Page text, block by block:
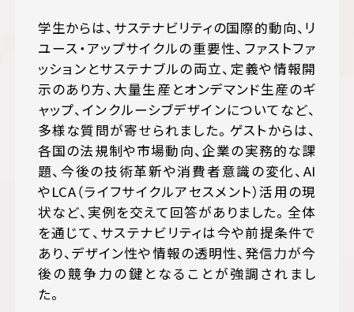
学生からは、サステナビリティの国際的動向、リ
ユース・アップサイクルの重要性、ファストファ
ッションとサステナブルの両立、定義や情報開
示のあり方、大量生産とオンデマンド生産のギ
ャップ、インクルーシブデザインについてなど、
多様な質問が寄せられました。ゲストからは、
各国の法規制や市場動向、企業の実務的な課
題、今後の技術革新や消費者意識の変化、AI
やLCA（ライフサイクルアセスメント）活用の現
状など、実例を交えて回答がありました。全体
を通じて、サステナビリティは今や前提条件で
あり、デザイン性や情報の透明性、発信力が今
後の競争力の鍵となることが強調されまし
た。